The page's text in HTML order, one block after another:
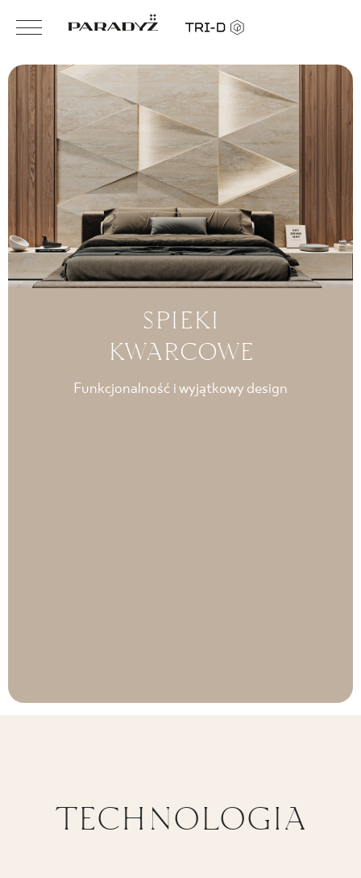
SPIEKI
KWARCOWE
Funkcjonalność i wyjątkowy design
Odkryj nowość
od Ceramiki Paradyż
Wytrzymałość,
różnorodne
struktury i zdobienia
TECHNOLOGIA